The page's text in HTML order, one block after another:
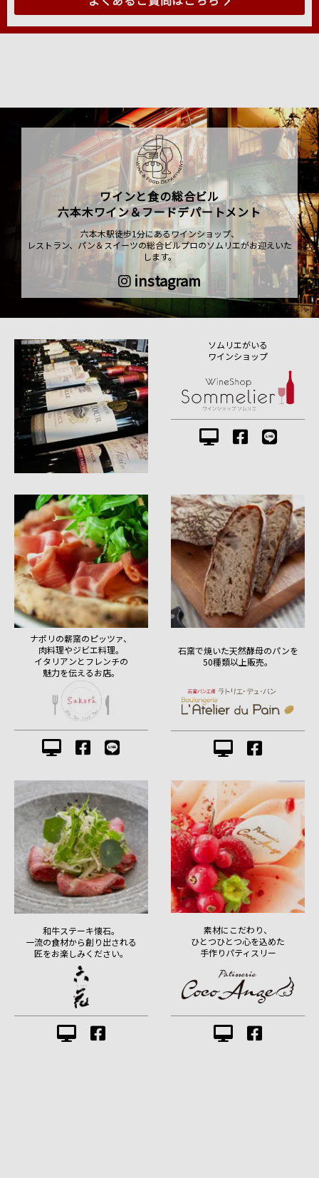
ワインと食の総合ビル
六本木ワイン＆フードデパートメント
六本木駅徒歩1分にあるワインショップ、
レストラン、パン＆スイーツの総合ビルプロのソムリエがお迎えいた
します。
instagram
ソムリエがいる
ワインショップ
ナポリの薪窯のピッツァ、
肉料理やジビエ料理。
イタリアンとフレンチの
魅力を伝えるお店。
石窯で焼いた天然酵母のパンを
50種類以上販売。
和牛ステーキ懐石。
一流の食材から創り出される
匠をお楽しみください。
素材にこだわり、
ひとつひとつ心を込めた
手作りパティスリー